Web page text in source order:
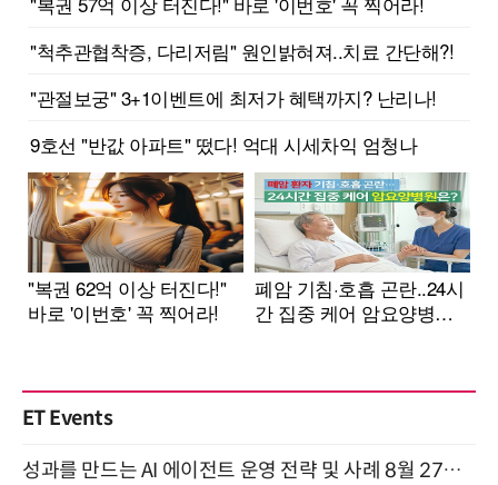
ET Events
성과를 만드는 AI 에이전트 운영 전략 및 사례 8월 27일 개최